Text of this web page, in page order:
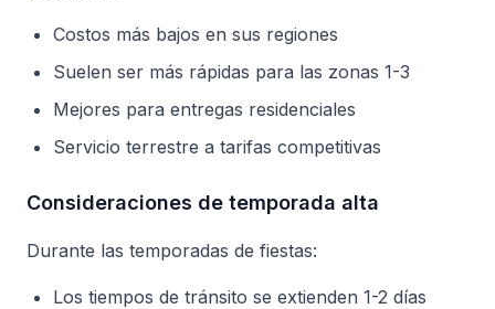
Costos más bajos en sus regiones
Suelen ser más rápidas para las zonas 1-3
Mejores para entregas residenciales
Servicio terrestre a tarifas competitivas
Consideraciones de temporada alta
Durante las temporadas de fiestas:
Los tiempos de tránsito se extienden 1-2 días